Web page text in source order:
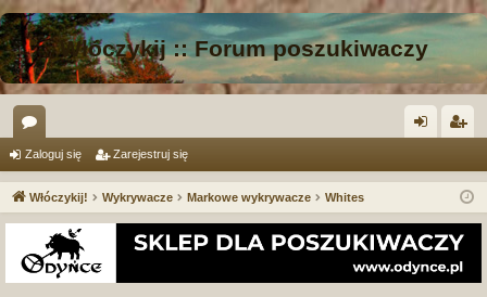
Włóczykij :: Forum poszukiwaczy
or
a og
si
ę
ej
tru
j
Zaloguj się Zarejestruj się
Włóczykij! Wykrywacze Markowe wykrywacze Whites